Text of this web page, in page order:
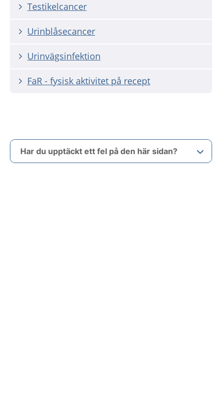
Testikelcancer
Urinblåsecancer
Urinvägsinfektion
FaR - fysisk aktivitet på recept
Har du upptäckt ett fel på den här sidan?